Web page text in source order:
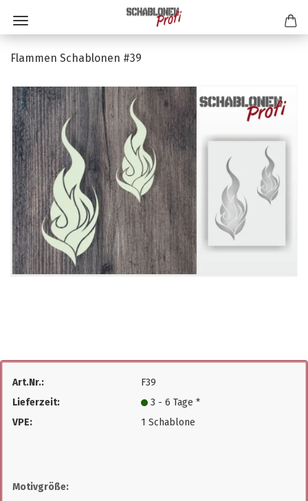
Flammen Schablonen #39
Art.Nr.:
F39
Lieferzeit:
3 - 6 Tage *
VPE:
1 Schablone
Motivgröße: